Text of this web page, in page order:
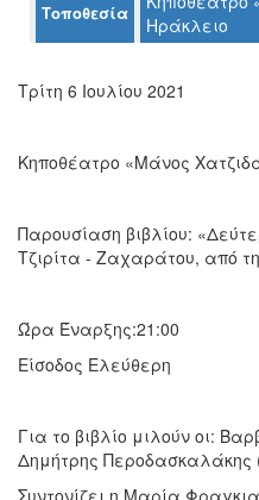
ΤΟΠΟΣ
ΠΟΛΙΤΙΣΜΟΣ
Τοποθεσία
Ηράκλειο
Τρίτη 6 Ιουλίου 2021
Κηποθέατρο «Μάνος
Παρουσίαση βιβλίου:
Τζιρίτα - Ζαχαράτου, από
Ώρα Έναρξης:21:00
Είσοδος Ελεύθερη
Για το βιβλίο μιλούν οι:
Δημήτρης Περοδασκαλάκης
Συντονίζει η Μαρία